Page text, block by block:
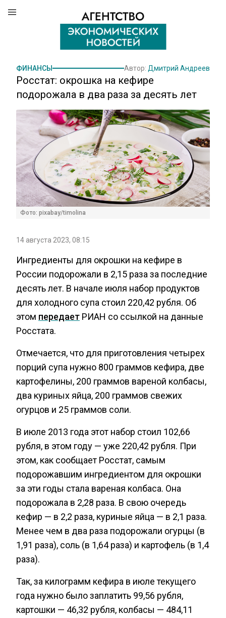
ФИНАНСЫ Автор: Дмитрий Андреев
Росстат: окрошка на кефире
подорожала в два раза за десять лет
Фото: pixabay/timolina
14 августа 2023, 08:15
Ингредиенты для окрошки на кефире в
России подорожали в 2,15 раза за последние
десять лет. В начале июля набор продуктов
для холодного супа стоил 220,42 рубля. Об
этом передает РИАН со ссылкой на данные
Росстата.
Отмечается, что для приготовления четырех
порций супа нужно 800 граммов кефира, две
картофелины, 200 граммов вареной колбасы,
два куриных яйца, 200 граммов свежих
огурцов и 25 граммов соли.
В июле 2013 года этот набор стоил 102,66
рубля, в этом году — уже 220,42 рубля. При
этом, как сообщает Росстат, самым
подорожавшим ингредиентом для окрошки
за эти годы стала вареная колбаса. Она
подорожала в 2,28 раза. В свою очередь
кефир — в 2,2 раза, куриные яйца — в 2,1 раза.
Менее чем в два раза подорожали огурцы (в
1,91 раза), соль (в 1,64 раза) и картофель (в 1,4
раза).
Так, за килограмм кефира в июле текущего
года нужно было заплатить 99,56 рубля,
картошки — 46,32 рубля, колбасы — 484,11